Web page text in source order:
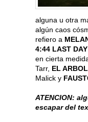
alguna u otra
algún caos
refiero a
4:44 LAST
en cierta
Tarr, EL
Malick y
ATENCION:
escapar del